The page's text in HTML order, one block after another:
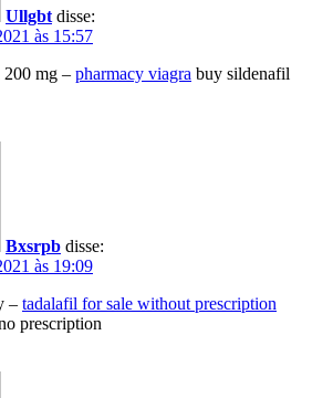
Ullgbt disse:
às 15:57
200 mg – pharmacy viagra buy sildenafil
Bxsrpb disse:
às 19:09
– tadalafil for sale without prescription
prescription